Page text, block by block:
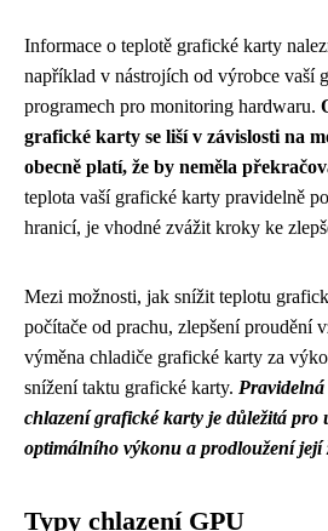
Informace o teplotě grafické karty
například v nástrojích od výrobce vaší
programech pro monitoring hardwaru.
grafické karty se liší v závislosti na
obecně platí, že by neměla
teplota vaší grafické karty pravidelně
hranicí, je vhodné zvážit kroky ke
Mezi možnosti, jak snížit teplotu
počítače od prachu, zlepšení proudění
výměna chladiče grafické karty za
snížení taktu grafické karty.
chlazení grafické karty je důležitá pro
optimálního výkonu a prodloužení její
Typy chlazení GPU